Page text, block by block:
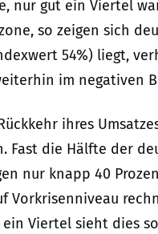
nur gut ein Viertel
so zeigen sich
54%) liegt,
im negativen
ihres
Fast die Hälfte der
nur knapp 40
Vorkrisenniveau
ein Viertel sieht dies